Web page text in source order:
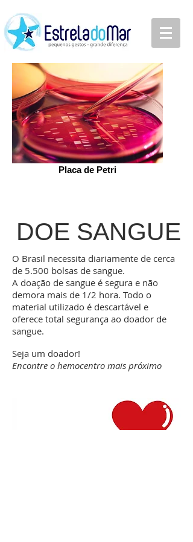
O Brasil necessita diariamente de cerca
de 5.500 bolsas de sangue.
A doação de sangue é segura e não
demora mais de 1/2 hora. Todo o
material utilizado é descartável e
oferece total segurança ao doador de
sangue.
Seja um doador!
Encontre o hemocentro mais próximo
Placa de Petri
DOE SANGUE